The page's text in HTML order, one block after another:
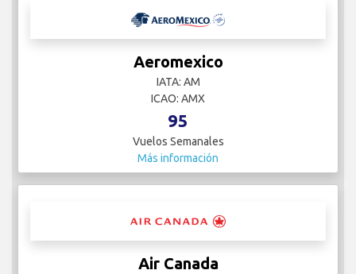
Aeromexico
IATA: AM
ICAO: AMX
95
Vuelos Semanales
Más información
Air Canada